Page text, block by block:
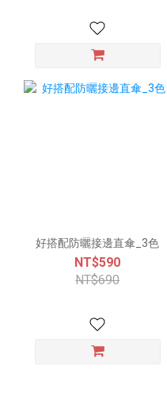
好搭配防曬接邊直傘_3色
NT$590
NT$690